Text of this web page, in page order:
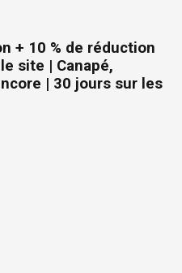
+ 10 % de réduction
site | Canapé,
| 30 jours sur les